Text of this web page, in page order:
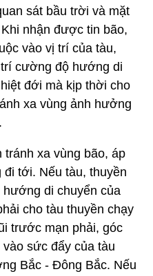
sát bầu trời và mặt
nhận được tin bão,
vào vị trí của tàu,
cường độ hướng di
đới mà kịp thời cho
xa vùng ảnh hưởng
tránh xa vùng bão, áp
tới. Nếu tàu, thuyền
di chuyển của
cho tàu thuyền chạy
trước mạn phải, góc
sức đẩy của tàu
Bắc - Đông Bắc. Nếu